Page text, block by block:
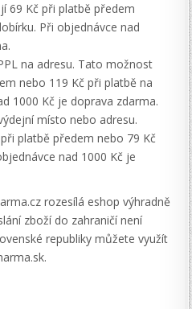
69 Kč při platbě předem
Při objednávce nad
na adresu. Tato možnost
nebo 119 Kč při platbě na
1000 Kč je doprava zdarma.
místo nebo adresu.
platbě předem nebo 79 Kč
nad 1000 Kč je
rozesílá eshop výhradně
zboží do zahraničí není
republiky můžete využít